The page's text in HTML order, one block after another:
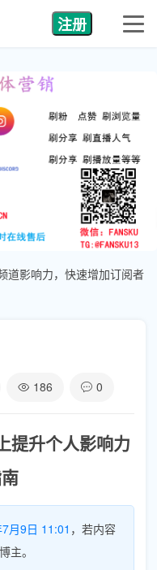
注册
道影响力，快速增加订阅者
186 0
提升个人影响力
月9日 11:01 ，若内容
主。